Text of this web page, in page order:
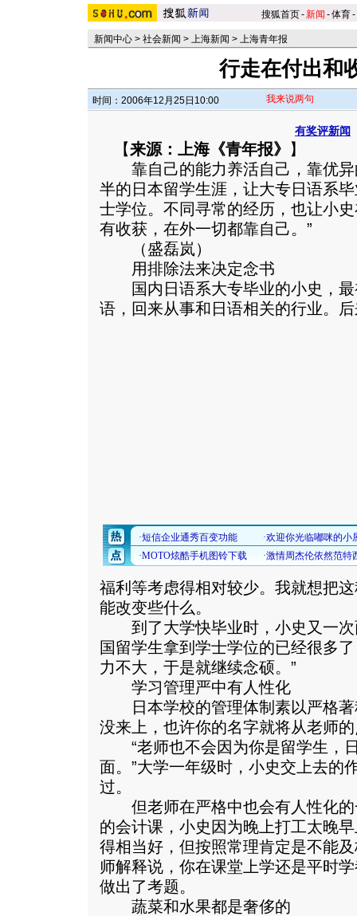
搜狐首页-新闻 -体育-
新闻中心 > 社会新闻 > 上海新闻 > 上海青年报
行走在付出和
时间：2006年12月25日10:00 我来说两句
有奖评新闻
【来源：上海《青年报》 】
靠自己的能力养活自己，靠优异
半的日本留学生涯，让大专日语系
士学位。不同寻常的经历，也让小
有收获，在外一切都靠自己。”
（盛磊岚）
用排除法来决定念书
国内日语系大专毕业的小史，最
语，回来从事和日语相关的行业。
福利等考虑得相对较少。我就想把
能改变些什么。
到了大学快毕业时，小史又一次
国留学生拿到学士学位的已经很多
力不大，于是就继续念硕。”
学习管理严中有人性化
日本学校的管理体制素以严格著
没来上，也许你的名字就将从老师
“老师也不会因为你是留学生，
面。”大学一年级时，小史交上去的
过。
但老师在严格中也会有人性化的
的会计课，小史因为晚上打工太晚
得相当好，但按照常理肯定是不能
师解释说，你在课堂上学还是平时
做出了考题。
蔬菜和水果都是奢侈的